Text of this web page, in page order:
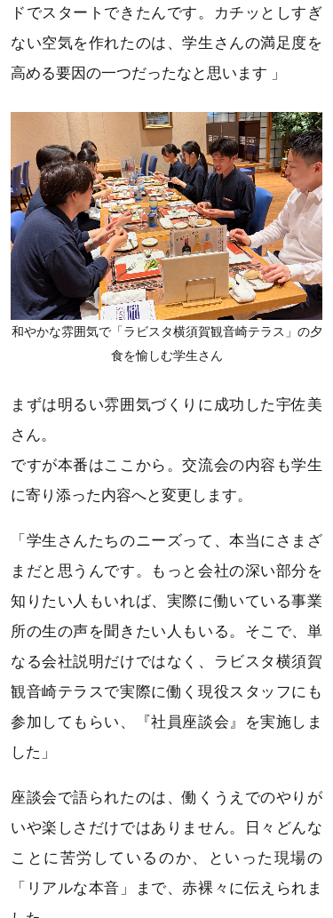
ドでスタートできたんです。カチッとしすぎ
ない空気を作れたのは、学生さんの満足度を
高める要因の一つだったなと思います 」
和やかな雰囲気で「ラビスタ横須賀観音崎テラス」の夕
食を愉しむ学生さん
まずは明るい雰囲気づくりに成功した宇佐美
さん。
ですが本番はここから。交流会の内容も学生
に寄り添った内容へと変更します。
「学生さんたちのニーズって、本当にさまざ
まだと思うんです。もっと会社の深い部分を
知りたい人もいれば、実際に働いている事業
所の生の声を聞きたい人もいる。そこで、単
なる会社説明だけではなく、ラビスタ横須賀
観音崎テラスで実際に働く現役スタッフにも
参加してもらい、『社員座談会』を実施しま
した」
座談会で語られたのは、働くうえでのやりが
いや楽しさだけではありません。日々どんな
ことに苦労しているのか、といった現場の
「リアルな本音」まで、赤裸々に伝えられま